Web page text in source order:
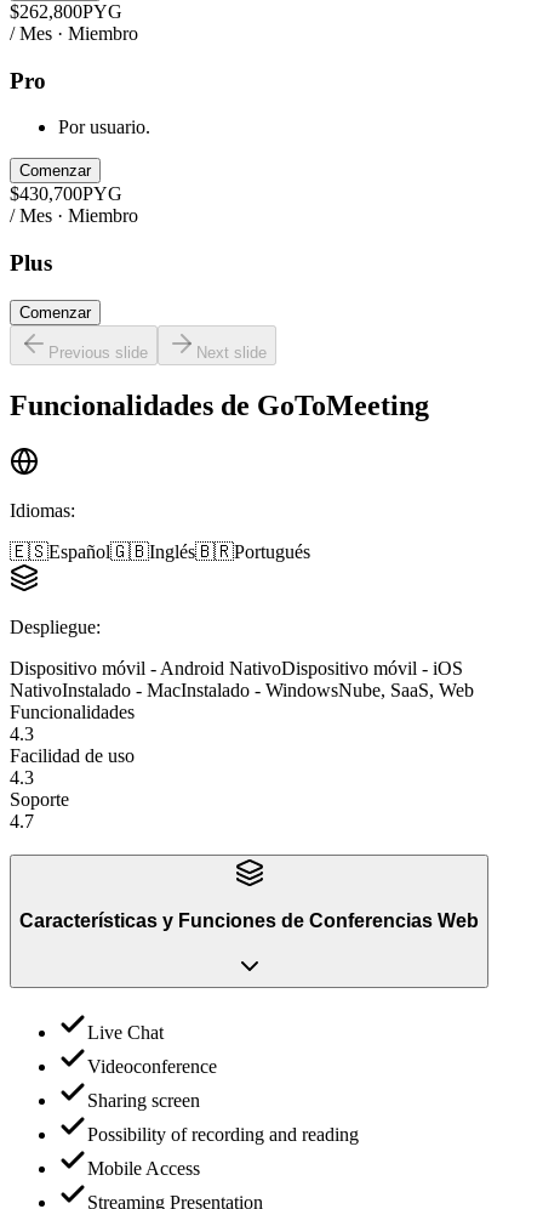
$262,800PYG
/ Mes · Miembro
Pro
Por usuario.
Comenzar
$430,700PYG
/ Mes · Miembro
Plus
Comenzar
Previous slide Next slide
Funcionalidades de GoToMeeting
Idiomas:
🇪🇸Español🇬🇧Inglés🇧🇷Portugués
Despliegue:
Dispositivo móvil - Android NativoDispositivo móvil - iOS
NativoInstalado - MacInstalado - WindowsNube, SaaS, Web
Funcionalidades
4.3
Facilidad de uso
4.3
Soporte
4.7
Características y Funciones de Conferencias Web
Live Chat
Videoconference
Sharing screen
Possibility of recording and reading
Mobile Access
Streaming Presentation